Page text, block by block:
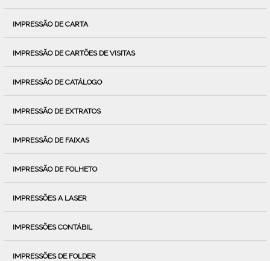
IMPRESSÃO DE CARTA
IMPRESSÃO DE CARTÕES DE VISITAS
IMPRESSÃO DE CATÁLOGO
IMPRESSÃO DE EXTRATOS
IMPRESSÃO DE FAIXAS
IMPRESSÃO DE FOLHETO
IMPRESSÕES A LASER
IMPRESSÕES CONTÁBIL
IMPRESSÕES DE FOLDER